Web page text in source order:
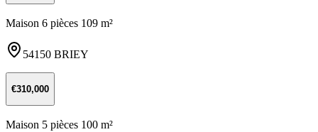
Maison 6 pièces 109 m²
54150 BRIEY
€310,000
Maison 5 pièces 100 m²